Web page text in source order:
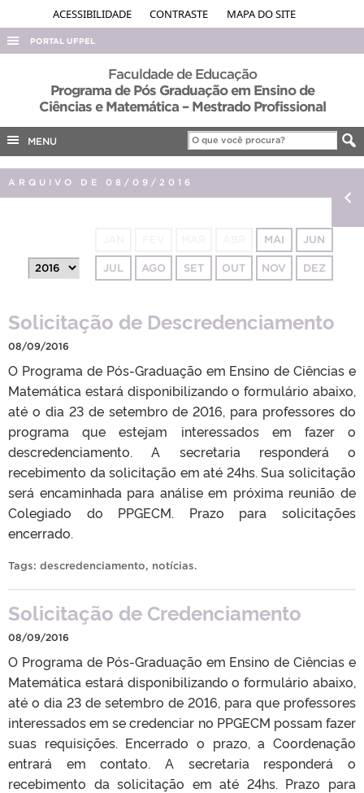
ACESSIBILIDADE CONTRASTE MAPA DO SITE
PORTAL UFPEL
ACESSO À INFORMAÇÃO
AUDITORIA
EDITAIS
PORTARIAS
Faculdade de Educação
Programa de Pós Graduação em Ensino de
Ciências e Matemática – Mestrado Profissional
MENU
ARQUIVO DE 08/09/2016
MAI JUN
JUL AGO SET OUT NOV DEZ
Solicitação de Descredenciamento
08/09/2016
O Programa de Pós-Graduação em Ensino de Ciências e
Matemática estará disponibilizando o formulário abaixo,
até o dia 23 de setembro de 2016, para professores do
programa que estejam interessados em fazer o
descredenciamento. A secretaria responderá o
recebimento da solicitação em até 24hs. Sua solicitação
será encaminhada para análise em próxima reunião de
Colegiado do PPGECM. Prazo para solicitações
encerrado.
Tags: descredenciamento, notícias.
Solicitação de Credenciamento
08/09/2016
O Programa de Pós-Graduação em Ensino de Ciências e
Matemática estará disponibilizando o formulário abaixo,
até o dia 23 de setembro de 2016, para que professores
interessados em se credenciar no PPGECM possam fazer
suas requisições. Encerrado o prazo, a Coordenação
entrará em contato. A secretaria responderá o
recebimento da solicitação em até 24hs. Prazo para